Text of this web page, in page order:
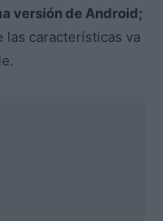
versión de Android;
las características va